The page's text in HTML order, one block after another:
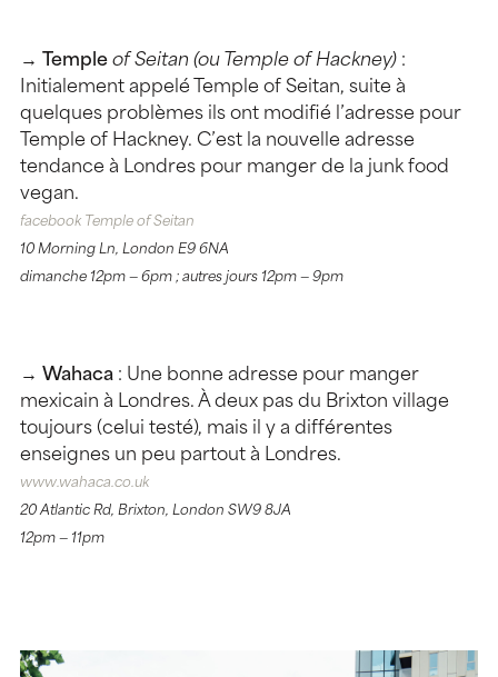
→ Temple of Seitan (ou Temple of Hackney) :
Initialement appelé Temple of Seitan, suite à
quelques problèmes ils ont modifié l’adresse pour
Temple of Hackney. C’est la nouvelle adresse
tendance à Londres pour manger de la junk food
vegan.
facebook Temple of Seitan
10 Morning Ln, London E9 6NA
dimanche 12pm — 6pm ; autres jours 12pm — 9pm
→ Wahaca : Une bonne adresse pour manger
mexicain à Londres. À deux pas du Brixton village
toujours (celui testé), mais il y a différentes
enseignes un peu partout à Londres.
www.wahaca.co.uk
20 Atlantic Rd, Brixton, London SW9 8JA
12pm — 11pm